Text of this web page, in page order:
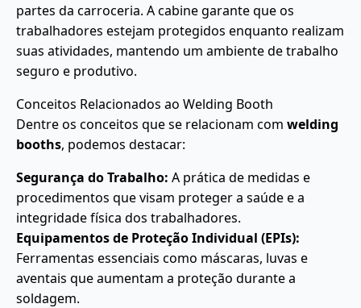
partes da carroceria. A cabine garante que os
trabalhadores estejam protegidos enquanto realizam
suas atividades, mantendo um ambiente de trabalho
seguro e produtivo.
Conceitos Relacionados ao Welding Booth
Dentre os conceitos que se relacionam com welding
booths, podemos destacar:
Segurança do Trabalho: A prática de medidas e
procedimentos que visam proteger a saúde e a
integridade física dos trabalhadores.
Equipamentos de Proteção Individual (EPIs):
Ferramentas essenciais como máscaras, luvas e
aventais que aumentam a proteção durante a
soldagem.